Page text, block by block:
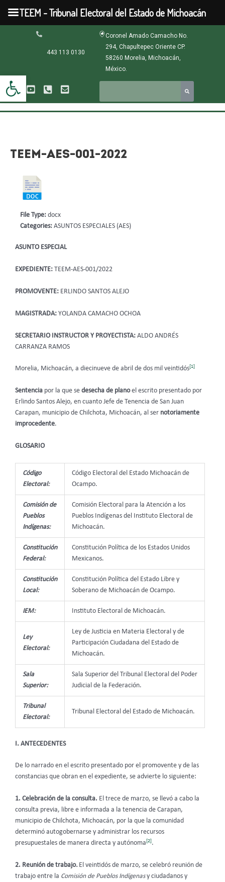
Abrir barra de herramientas
contenido
443 113 0130
Coronel Amado Camacho No.
294, Chapultepec Oriente CP.
58260 Morelia, Michoacán,
México.
TEEM-AES-001-2022
ASUNTO ESPECIAL
EXPEDIENTE: TEEM-AES-001/2022
PROMOVENTE: ERLINDO SANTOS ALEJO
MAGISTRADA: YOLANDA CAMACHO OCHOA
SECRETARIO INSTRUCTOR Y PROYECTISTA: ALDO ANDRÉS
CARRANZA RAMOS
Morelia, Michoacán, a diecinueve de abril de dos mil veintidós[1]
Sentencia por la que se desecha de planoel escrito presentado por
Erlindo Santos Alejo, en cuanto Jefe de Tenencia de San Juan
Carapan, municipio de Chilchota, Michoacán, al ser notoriamente
improcedente.
GLOSARIO
Código
Electoral:
Código Electoral del Estado Michoacán de
Ocampo.
Comisión de
Pueblos
Indígenas:
Comisión Electoral para la Atención a los
Pueblos Indígenas del Instituto Electoral de
Michoacán.
Constitución
Federal:
Constitución Política de los Estados Unidos
Mexicanos.
Constitución
Local:
Constitución Política del Estado Libre y
Soberano de Michoacán de Ocampo.
IEM: Instituto Electoral de Michoacán.
Ley
Electoral:
Ley de Justicia en Materia Electoral y de
Participación Ciudadana del Estado de
Michoacán.
Sala
Superior:
Sala Superior del Tribunal Electoral del Poder
Judicial de la Federación.
Tribunal
Electoral:
Tribunal Electoral del Estado de Michoacán.
I. ANTECEDENTES
De lo narrado en el escrito presentado por el promovente y de las
constancias que obran en el expediente, se advierte lo siguiente:
1. Celebración de la consulta. El trece de marzo, se llevó a cabo la
consulta previa, libre e informada a la tenencia de Carapan,
municipio de Chilchota, Michoacán, por la que la comunidad
determinó autogobernarse y administrar los recursos
presupuestales de manera directa y autónoma[2].
2. Reunión de trabajo. El veintidós de marzo, se celebró reunión de
trabajo entre la Comisión de Pueblos Indígenasy ciudadanos y
File Type: docx
Categories: ASUNTOS ESPECIALES (AES)
TEEM - Tribunal Electoral del Estado de Michoacán